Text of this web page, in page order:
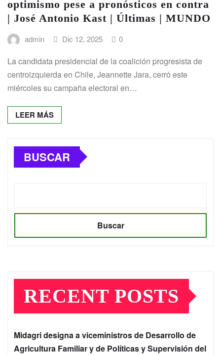
optimismo pese a pronósticos en contra
| José Antonio Kast | Últimas | MUNDO
admin Dic 12, 2025 0
La candidata presidencial de la coalición progresista de
centroizquierda en Chile, Jeannette Jara, cerró este
miércoles su campaña electoral en…
LEER MÁS
BUSCAR
Buscar
RECENT POSTS
Midagri designa a viceministros de Desarrollo de
Agricultura Familiar y de Políticas y Supervisión del